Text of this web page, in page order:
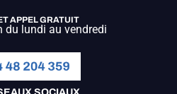
APPEL GRATUIT
du lundi au vendredi